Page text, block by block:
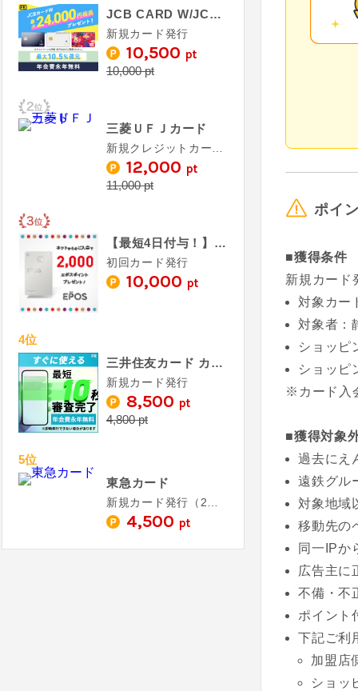
ポイ
■獲得条件
新規カード
対象カー
対象者：
ショッピ
ショッピ
※カード入
■獲得対象
過去にえ
遠鉄グル
対象地域
移動先の
同一IPか
広告主に
不備・不
ポイント
下記ご
加盟店
ショッ
JCB CARD W/JCB CARD W plus L
新規カード発行
10,500 pt
10,000 pt
三菱ＵＦＪカード
新規クレジットカード発行完了（カード受取必須）
12,000 pt
11,000 pt
【最短4日付与！】エポスカード
初回カード発行
10,000 pt
4位
三井住友カード カードレス
新規カード発行
8,500 pt
4,800 pt
5位
東急カード
4,500 pt